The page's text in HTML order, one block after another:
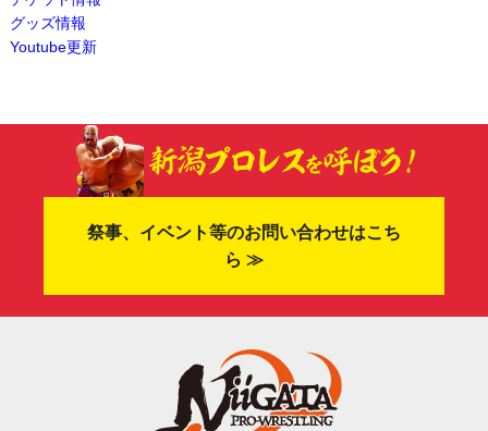
グッズ情報
Youtube更新
祭事、イベント等のお問い合わせはこち
ら ≫